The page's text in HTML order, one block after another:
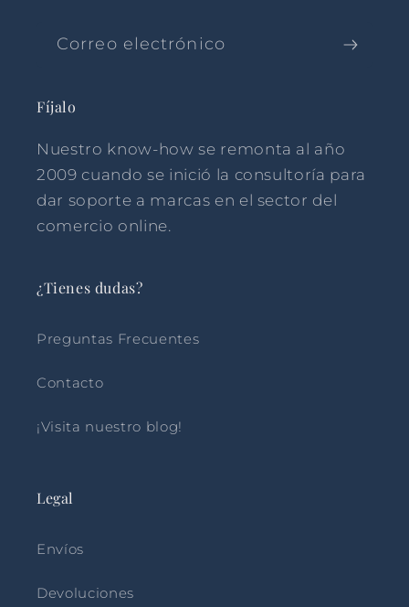
Correo electrónico
Fíjalo
Nuestro know-how se remonta al año
2009 cuando se inició la consultoría para
dar soporte a marcas en el sector del
comercio online.
¿Tienes dudas?
Preguntas Frecuentes
Contacto
¡Visita nuestro blog!
Legal
Envíos
Devoluciones